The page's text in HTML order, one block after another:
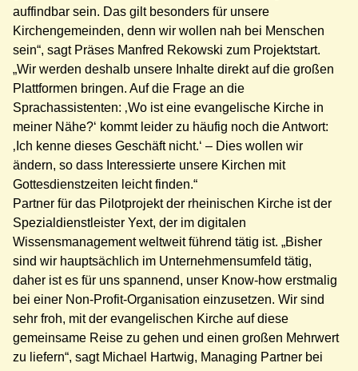
auffindbar sein. Das gilt besonders für unsere
Kirchengemeinden, denn wir wollen nah bei Menschen
sein“, sagt Präses Manfred Rekowski zum Projektstart.
„Wir werden deshalb unsere Inhalte direkt auf die großen
Plattformen bringen. Auf die Frage an die
Sprachassistenten: ‚Wo ist eine evangelische Kirche in
meiner Nähe?‘ kommt leider zu häufig noch die Antwort:
‚Ich kenne dieses Geschäft nicht.‘ – Dies wollen wir
ändern, so dass Interessierte unsere Kirchen mit
Gottesdienstzeiten leicht finden.“
Partner für das Pilotprojekt der rheinischen Kirche ist der
Spezialdienstleister Yext, der im digitalen
Wissensmanagement weltweit führend tätig ist. „Bisher
sind wir hauptsächlich im Unternehmensumfeld tätig,
daher ist es für uns spannend, unser Know-how erstmalig
bei einer Non-Profit-Organisation einzusetzen. Wir sind
sehr froh, mit der evangelischen Kirche auf diese
gemeinsame Reise zu gehen und einen großen Mehrwert
zu liefern“, sagt Michael Hartwig, Managing Partner bei